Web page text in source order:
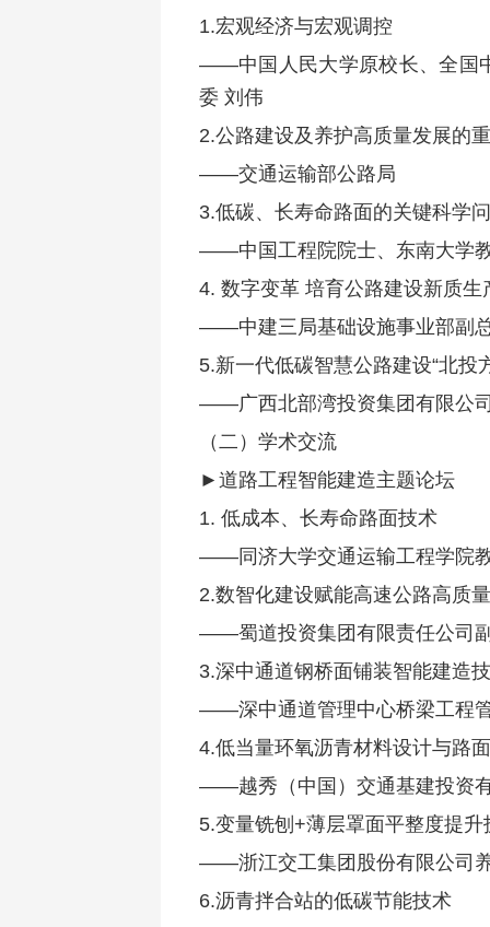
1.宏观经济与宏观调控
——中国人民大学原校长、全国
委 刘伟
2.公路建设及养护高质量发展的
——交通运输部公路局
3.低碳、长寿命路面的关键科学
——中国工程院院士、东南大学
4. 数字变革 培育公路建设新质生
——中建三局基础设施事业部副
5.新一代低碳智慧公路建设“北投
——广西北部湾投资集团有限公
（二）学术交流
►道路工程智能建造主题论坛
1. 低成本、长寿命路面技术
——同济大学交通运输工程学院
2.数智化建设赋能高速公路高质
——蜀道投资集团有限责任公司
3.深中通道钢桥面铺装智能建造
——深中通道管理中心桥梁工程
4.低当量环氧沥青材料设计与路
——越秀（中国）交通基建投资
5.变量铣刨+薄层罩面平整度提
——浙江交工集团股份有限公司
6.沥青拌合站的低碳节能技术